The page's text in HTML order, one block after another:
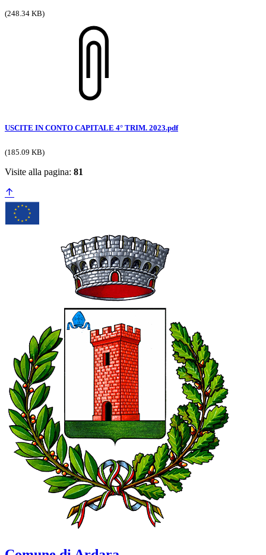
(248.34 KB)
USCITE IN CONTO CAPITALE 4° TRIM. 2023.pdf
(185.09 KB)
Visite alla pagina: 81